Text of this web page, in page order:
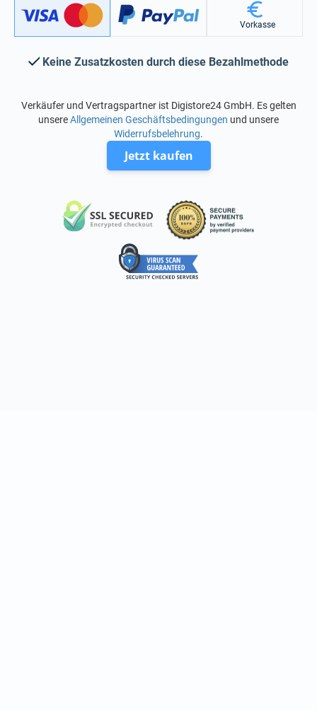
Vorkasse
Keine Zusatzkosten durch diese Bezahlmethode
Verkäufer und Vertragspartner ist Digistore24 GmbH. Es gelten
unsereAllgemeinen Geschäftsbedingungen und unsere
Widerrufsbelehrung.
Jetzt kaufen